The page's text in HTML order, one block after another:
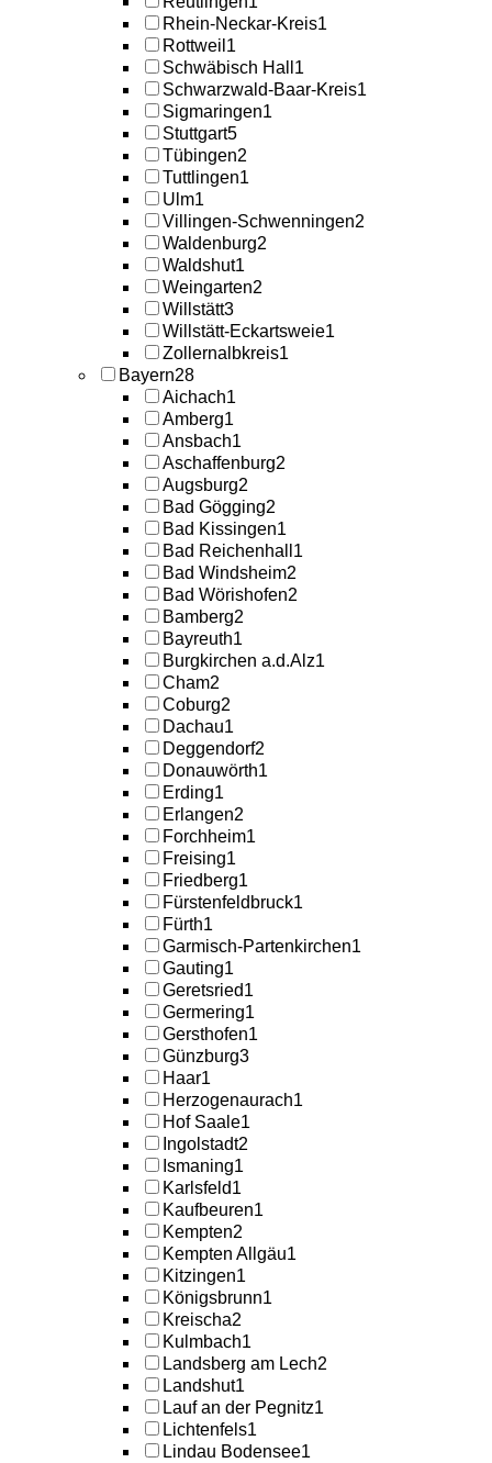
Rhein-Neckar-Kreis1
Rottweil 1
Schwäbisch Hall 1
Schwarzwald-Baar-Kreis1
Sigmaringen1
Stuttgart5
Tübingen2
Tuttlingen1
Ulm1
Villingen-Schwenningen2
Waldenburg2
Waldshut1
Weingarten2
Willstätt3
Willstätt-Eckartsweie1
Zollernalbkreis1
Bayern28
Aichach1
Amberg1
Ansbach1
Aschaffenburg2
Augsburg2
Bad Gögging2
Bad Kissingen1
Bad Reichenhall 1
Bad Windsheim2
Bad Wörishofen2
Bamberg2
Bayreuth1
Burgkirchen a.d.Alz1
Cham2
Coburg2
Dachau1
Deggendorf2
Donauwörth1
Erding1
Erlangen2
Forchheim1
Freising1
Friedberg1
Fürstenfeldbruck1
Fürth1
Garmisch-Partenkirchen1
Gauting1
Geretsried1
Germering1
Gersthofen1
Günzburg3
Haar1
Herzogenaurach1
Hof Saale1
Ingolstadt2
Ismaning1
Karlsfeld1
Kaufbeuren1
Kempten2
Kempten Allgäu1
Kitzingen1
Königsbrunn1
Kreischa2
Kulmbach1
Landsberg am Lech2
Landshut1
Lauf an der Pegnitz1
Lichtenfels1
Lindau Bodensee1